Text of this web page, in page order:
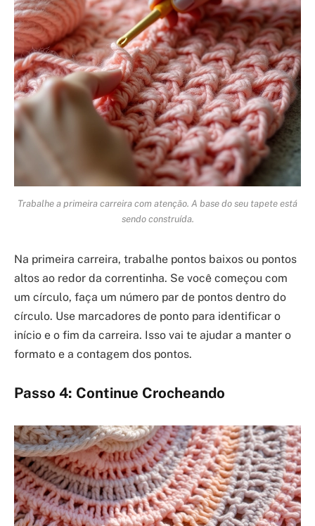
Trabalhe a primeira carreira com atenção. A base do seu tapete está
sendo construída.
Na primeira carreira, trabalhe pontos baixos ou pontos
altos ao redor da correntinha. Se você começou com
um círculo, faça um número par de pontos dentro do
círculo. Use marcadores de ponto para identificar o
início e o fim da carreira. Isso vai te ajudar a manter o
formato e a contagem dos pontos.
Passo 4: Continue Crocheando